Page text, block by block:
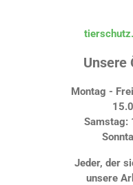
Unsere
Montag -
Samstag:
Jeder, der
unsere